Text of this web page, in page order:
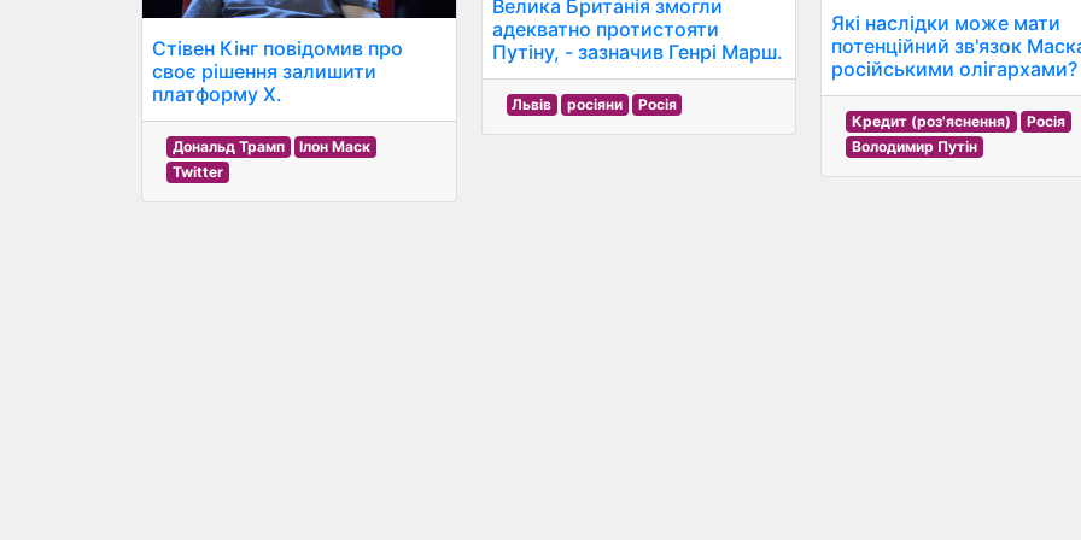
Стівен Кінг повідомив про
своє рішення залишити
платформу X.
Дональд Трамп
Ілон Маск
Twitter
Велика Британія змогли
адекватно протистояти
Путіну, - зазначив Генрі Марш.
Львів росіяни Росія
Які наслідки може мати
потенційний зв'язок
російськими олігархами?
Кредит (роз'яснення)
Росія
Володимир Путін